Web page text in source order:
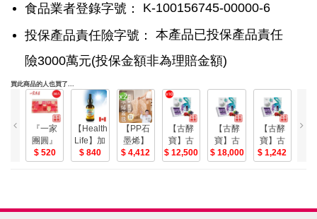
食品業者登錄字號：
K-100156745-00000-6
投保產品責任險字號：
本產品已投保產品責任
險3000萬元(投保金額非為理賠金額)
買此商品的人也買了...
『一家
團圓』
好運麥
罩口罩
運優惠
520
【Healthy
Life】加
力活維
生素D3
D3，維
840
【PP石
墨烯】
緞面蠶
絲智能
4,412
【古酵
寶】古
酵寶益
生菌10
蛋白凍3
12,500
【古酵
寶】古
酵寶益
生菌15
蛋白凍3
18,000
【古酵
寶】古
酵寶益
生菌1盒
1,242